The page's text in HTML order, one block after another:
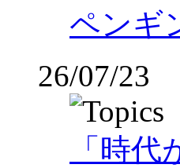
ペンギ
26/07/23
「時